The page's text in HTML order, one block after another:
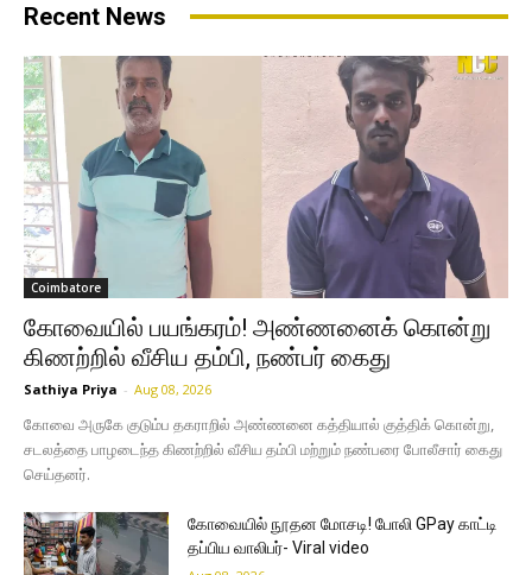
Recent News
Coimbatore
கோவையில் பயங்கரம்! அண்ணனைக் கொன்று
கிணற்றில் வீசிய தம்பி, நண்பர் கைது
Sathiya Priya - Aug 08, 2026
கோவை அருகே குடும்ப தகராறில் அண்ணனை கத்தியால் குத்திக் கொன்று,
சடலத்தை பாழடைந்த கிணற்றில் வீசிய தம்பி மற்றும் நண்பரை போலீசார் கைது
செய்தனர்.
கோவையில் நூதன மோசடி! போலி GPay காட்டி
தப்பிய வாலிபர்- Viral video